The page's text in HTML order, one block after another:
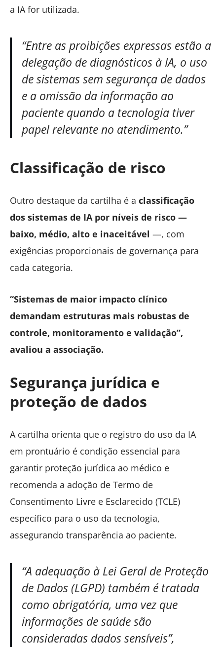
a IA for utilizada.
“Entre as proibições expressas estão a
delegação de diagnósticos à IA, o uso
de sistemas sem segurança de dados
e a omissão da informação ao
paciente quando a tecnologia tiver
papel relevante no atendimento.”
Classificação de risco
Outro destaque da cartilha é a classificação
dos sistemas de IA por níveis de risco —
baixo, médio, alto e inaceitável —, com
exigências proporcionais de governança para
cada categoria.
“Sistemas de maior impacto clínico
demandam estruturas mais robustas de
controle, monitoramento e validação”,
avaliou a associação.
Segurança jurídica e
proteção de dados
A cartilha orienta que o registro do uso da IA
em prontuário é condição essencial para
garantir proteção jurídica ao médico e
recomenda a adoção de Termo de
Consentimento Livre e Esclarecido (TCLE)
específico para o uso da tecnologia,
assegurando transparência ao paciente.
“A adequação à Lei Geral de Proteção
de Dados (LGPD) também é tratada
como obrigatória, uma vez que
informações de saúde são
consideradas dados sensíveis”,